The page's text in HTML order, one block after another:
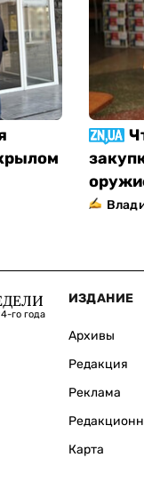
го года
ИЗДАНИЕ
Архивы
Редакция
Реклама
Карта